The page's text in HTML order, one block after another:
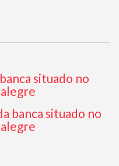
banca situado no